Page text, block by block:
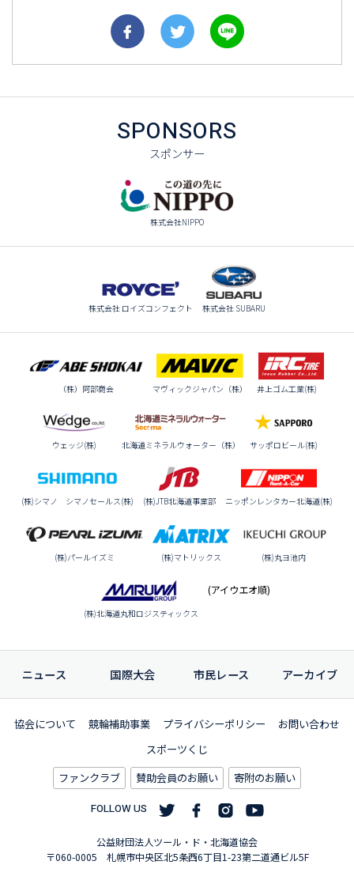
SPONSORS
スポンサー
株式会社NIPPO
株式会社 ロイズコンフェクト 株式会社 SUBARU
（株）阿部商会 マヴィックジャパン（株） 井上ゴム工業(株)
ウェッジ(株) 北海道ミネラルウォーター（株） サッポロビール(株)
(株)シマノ シマノセールス(株) (株)JTB北海道事業部 ニッポンレンタカー北海道(株)
(株)パールイズミ (株)マトリックス (株)丸ヨ池内
(株)北海道丸和ロジスティックス
(アイウエオ順)
ニュース 国際大会 市民レース アーカイブ
協会について 競輪補助事業 プライバシーポリシー
お問い合わせ
スポーツくじ
ファンクラブ
賛助会員のお願い 寄附のお願い
FOLLOW US
公益財団法人ツール・ド・北海道協会
〒060-0005 札幌市中央区北5条西6丁目1-23第二道通ビル5F